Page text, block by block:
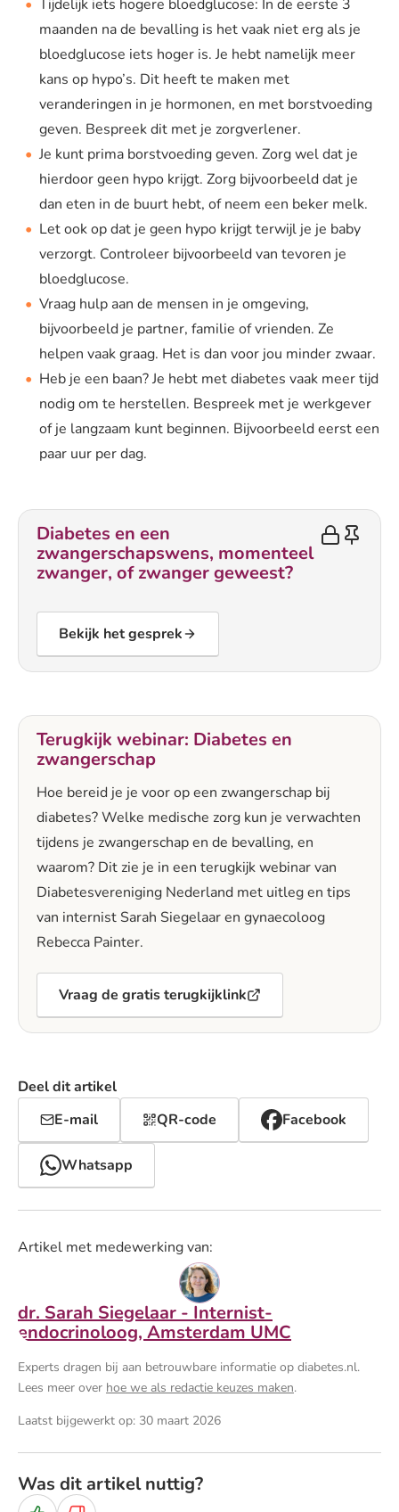
Tijdelijk iets hogere bloedglucose: In de eerste 3
maanden na de bevalling is het vaak niet erg als je
bloedglucose iets hoger is. Je hebt namelijk meer
kans op hypo’s. Dit heeft te maken met
veranderingen in je hormonen, en met borstvoeding
geven. Bespreek dit met je zorgverlener.
Je kunt prima borstvoeding geven. Zorg wel dat je
hierdoor geen hypo krijgt. Zorg bijvoorbeeld dat je
dan eten in de buurt hebt, of neem een beker melk.
Let ook op dat je geen hypo krijgt terwijl je je baby
verzorgt. Controleer bijvoorbeeld van tevoren je
bloedglucose.
Vraag hulp aan de mensen in je omgeving,
bijvoorbeeld je partner, familie of vrienden. Ze
helpen vaak graag. Het is dan voor jou minder zwaar.
Heb je een baan? Je hebt met diabetes vaak meer tijd
nodig om te herstellen. Bespreek met je werkgever
of je langzaam kunt beginnen. Bijvoorbeeld eerst een
paar uur per dag.
Diabetes en een
zwangerschapswens, momenteel
zwanger, of zwanger geweest?
Bekijk het gesprek
Terugkijk webinar: Diabetes en
zwangerschap
Hoe bereid je je voor op een zwangerschap bij
diabetes? Welke medische zorg kun je verwachten
tijdens je zwangerschap en de bevalling, en
waarom? Dit zie je in een terugkijk webinar van
Diabetesvereniging Nederland met uitleg en tips
van internist Sarah Siegelaar en gynaecoloog
Rebecca Painter.
Vraag de gratis terugkijklink
Deel dit artikel
E-mail
QR-code Facebook
Whatsapp
Artikel met medewerking van:
dr. Sarah Siegelaar - Internist-
endocrinoloog, Amsterdam UMC
Experts dragen bij aan betrouwbare informatie op diabetes.nl.
Lees meer over hoe we als redactie keuzes maken.
Laatst bijgewerkt op: 30 maart 2026
Was dit artikel nuttig?